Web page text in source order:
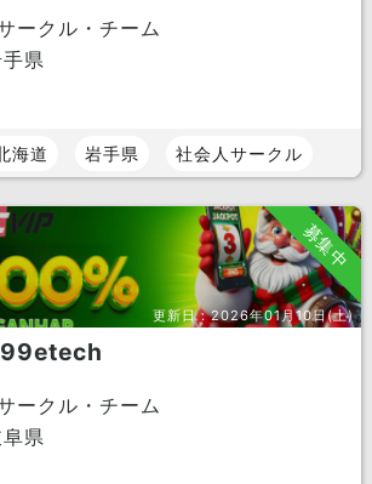
ークル・チーム
県
海道 岩手県 社会人サークル
募集中
更新日：2026年01月10日(土)
ークル・チーム
県